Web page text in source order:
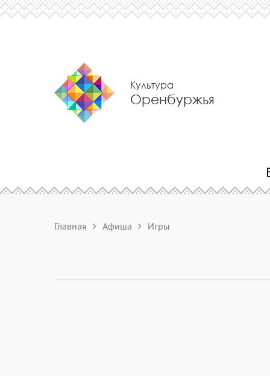
Культура
Оренбуржья
Главная Афиша Игры